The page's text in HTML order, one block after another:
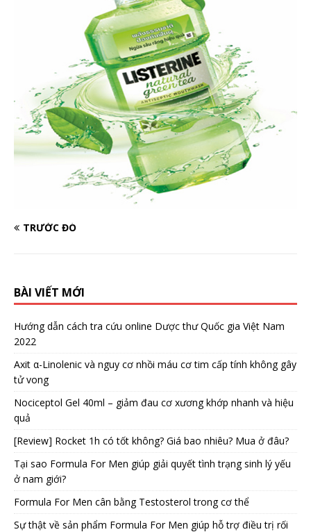
TRƯỚC ĐÓ
BÀI VIẾT MỚI
Hướng dẫn cách tra cứu online Dược thư Quốc gia Việt Nam
2022
Axit α-Linolenic và nguy cơ nhồi máu cơ tim cấp tính không gây
tử vong
Nociceptol Gel 40ml – giảm đau cơ xương khớp nhanh và hiệu
quả
[Review] Rocket 1h có tốt không? Giá bao nhiêu? Mua ở đâu?
Tại sao Formula For Men giúp giải quyết tình trạng sinh lý yếu
ở nam giới?
Formula For Men cân bằng Testosterol trong cơ thể
Sự thật về sản phẩm Formula For Men giúp hỗ trợ điều trị rối